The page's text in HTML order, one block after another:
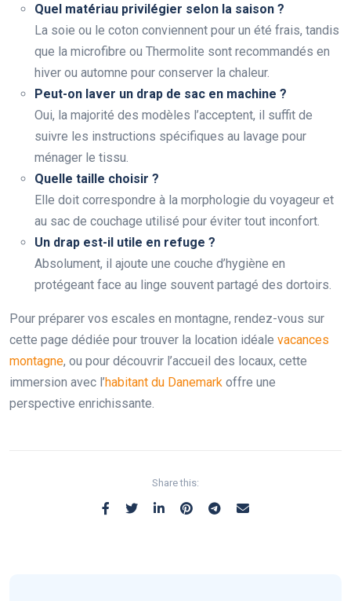
Quel matériau privilégier selon la saison ?
La soie ou le coton conviennent pour un été frais, tandis
que la microfibre ou Thermolite sont recommandés en
hiver ou automne pour conserver la chaleur.
Peut-on laver un drap de sac en machine ?
Oui, la majorité des modèles l’acceptent, il suffit de
suivre les instructions spécifiques au lavage pour
ménager le tissu.
Quelle taille choisir ?
Elle doit correspondre à la morphologie du voyageur et
au sac de couchage utilisé pour éviter tout inconfort.
Un drap est-il utile en refuge ?
Absolument, il ajoute une couche d’hygiène en
protégeant face au linge souvent partagé des dortoirs.
Pour préparer vos escales en montagne, rendez-vous sur
cette page dédiée pour trouver la location idéale vacances
montagne, ou pour découvrir l’accueil des locaux, cette
immersion avec l’habitant du Danemark offre une
perspective enrichissante.
Share this: